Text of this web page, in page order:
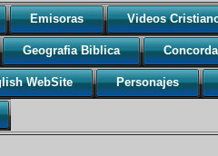
Emisoras Videos
Geografia Biblica
WebSite Personajes